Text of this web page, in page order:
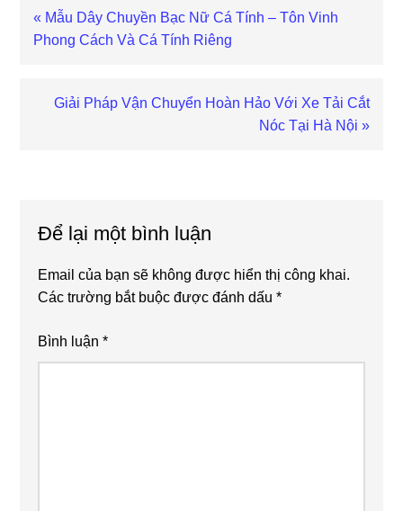
Previous
Post:
« Mẫu Dây Chuyền Bạc Nữ Cá Tính – Tôn Vinh
Phong Cách Và Cá Tính Riêng
Next
Giải Pháp Vận Chuyển Hoàn Hảo Với Xe Tải Cắt
Nóc Tại Hà Nội »
Để lại một bình luận
Email của bạn sẽ không được hiển thị công khai.
Các trường bắt buộc được đánh dấu*
Bình luận*